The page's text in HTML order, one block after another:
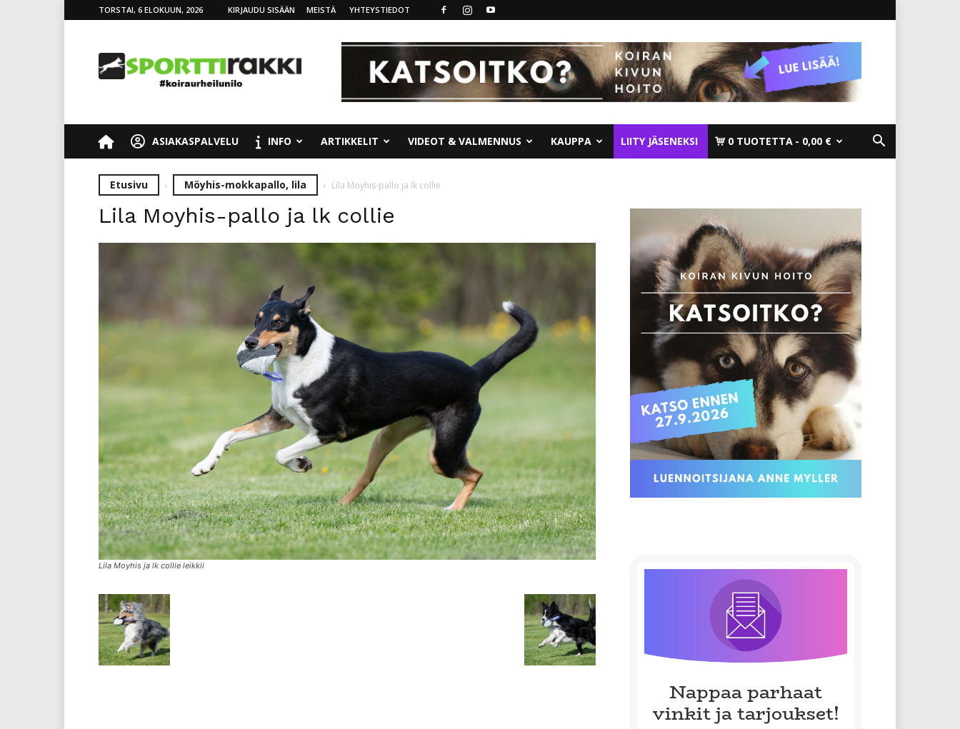
TORSTAI, 6 ELOKUUN, 2026 KIRJAUDU SISÄÄN MEISTÄ YHTEYSTIEDOT
ASIAKASPALVELU INFO ARTIKKELIT VIDEOT & VALMENNUS KAUPPA LIITY JÄSENEKSI 0 TUOTETTA 0,00 €
Etusivu Möyhis-mokkapallo, lila Lila Moyhis-pallo ja lk collie
Lila Moyhis-pallo ja lk collie
Lila Moyhis ja lk collie leikkii
Nappaa parhaat
vinkit ja tarjoukset!